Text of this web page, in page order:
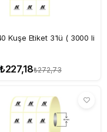
Kuşe Etiket 3'lü ( 3000 li
₺227,18₺272,73